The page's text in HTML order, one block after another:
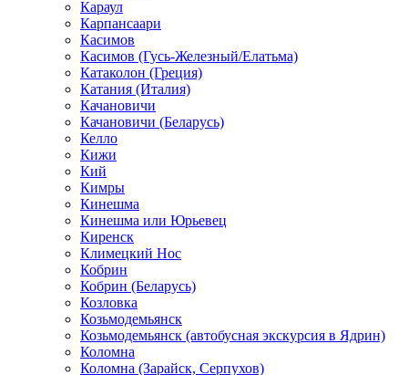
Караул
Карпансаари
Касимов
Касимов (Гусь-Железный/Елатьма)
Катаколон (Греция)
Катания (Италия)
Качановичи
Качановичи (Беларусь)
Келло
Кижи
Кий
Кимры
Кинешма
Кинешма или Юрьевец
Киренск
Климецкий Нос
Кобрин
Кобрин (Беларусь)
Козловка
Козьмодемьянск
Козьмодемьянск (автобусная экскурсия в Ядрин)
Коломна
Коломна (Зарайск, Серпухов)